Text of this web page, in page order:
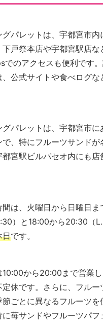
パレットは、宇都宮市内
戸祭本店や宇都宮駅店な
のアクセスも便利です
公式サイトや食べログな
パレットは、宇都宮市に
、特にフルーツサンドが
都宮駅ビルパセオ内にも店
は、火曜日から日曜日ま
）と18:00から20:30（
日です。
10:00から20:00まで営業
休です。さらに、フルー
ごとに異なるフルーツを
に苺サンドやフルーツパフ